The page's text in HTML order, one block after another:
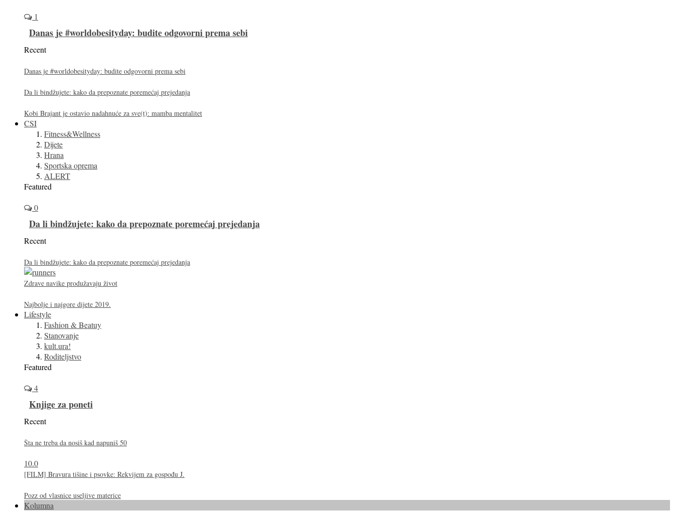
1
Danas je #worldobesityday: budite odgovorni prema sebi
Recent
Danas je #worldobesityday: budite odgovorni prema sebi
Da li bindžujete: kako da prepoznate poremećaj prejedanja
Kobi Brajant je ostavio nadahnuće za sve(t): mamba mentalitet
CSI
Fitness&Wellness
Dijete
Hrana
Sportska oprema
ALERT
Featured
0
Da li bindžujete: kako da prepoznate poremećaj prejedanja
Recent
Da li bindžujete: kako da prepoznate poremećaj prejedanja
Zdrave navike produžavaju život
Najbolje i najgore dijete 2019.
Lifestyle
Fashion & Beatuy
Stanovanje
kult.ura!
Roditeljstvo
Featured
4
Knjige za poneti
Recent
Šta ne treba da nosiš kad napuniš 50
10.0
[FILM] Bravura tišine i psovke: Rekvijem za gospođu J.
Pozz od vlasnice useljive materice
Kolumna